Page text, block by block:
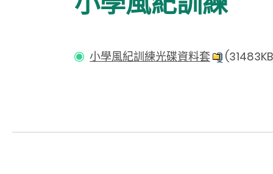
小學風紀訓練光碟資料套